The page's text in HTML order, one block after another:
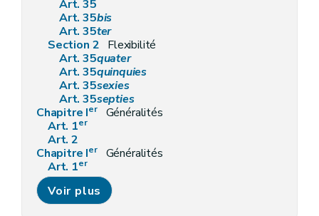
Art. 35
Art. 35bis
Art. 35ter
Section 2 Flexibilité
Art. 35quater
Art. 35quinquies
Art. 35sexies
Art. 35septies
Chapitre Ier
Généralités
Art. 1er
Art. 2
Chapitre Ier
Généralités
Art. 1er
Art. 2
Chapitre II Désignation des gestionnaires de réseaux
Art. 3
Voir plus